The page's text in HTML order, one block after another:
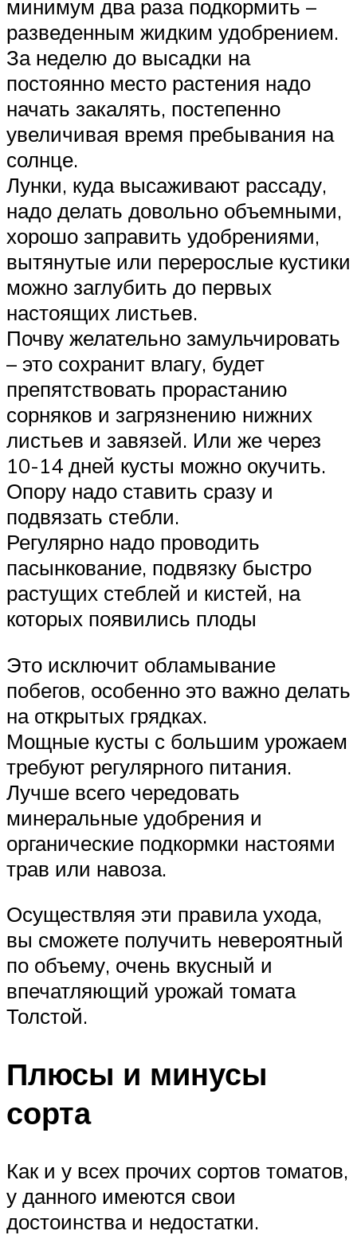
минимум два раза подкормить –
разведенным жидким удобрением.
За неделю до высадки на
постоянно место растения надо
начать закалять, постепенно
увеличивая время пребывания на
солнце.
Лунки, куда высаживают рассаду,
надо делать довольно объемными,
хорошо заправить удобрениями,
вытянутые или перерослые кустики
можно заглубить до первых
настоящих листьев.
Почву желательно замульчировать
– это сохранит влагу, будет
препятствовать прорастанию
сорняков и загрязнению нижних
листьев и завязей. Или же через
10-14 дней кусты можно окучить.
Опору надо ставить сразу и
подвязать стебли.
Регулярно надо проводить
пасынкование, подвязку быстро
растущих стеблей и кистей, на
которых появились плоды
Это исключит обламывание
побегов, особенно это важно делать
на открытых грядках.
Мощные кусты с большим урожаем
требуют регулярного питания.
Лучше всего чередовать
минеральные удобрения и
органические подкормки настоями
трав или навоза.
Осуществляя эти правила ухода,
вы сможете получить невероятный
по объему, очень вкусный и
впечатляющий урожай томата
Толстой.
Плюсы и минусы
сорта
Как и у всех прочих сортов томатов,
у данного имеются свои
достоинства и недостатки.